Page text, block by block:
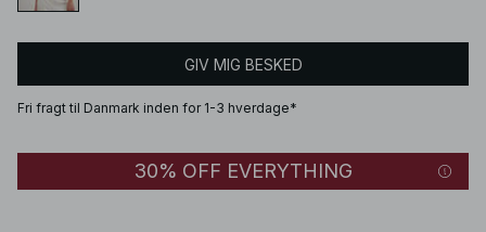
GIV MIG BESKED
Fri fragt til Danmark inden for 1-3 hverdage*
30% OFF EVERYTHING